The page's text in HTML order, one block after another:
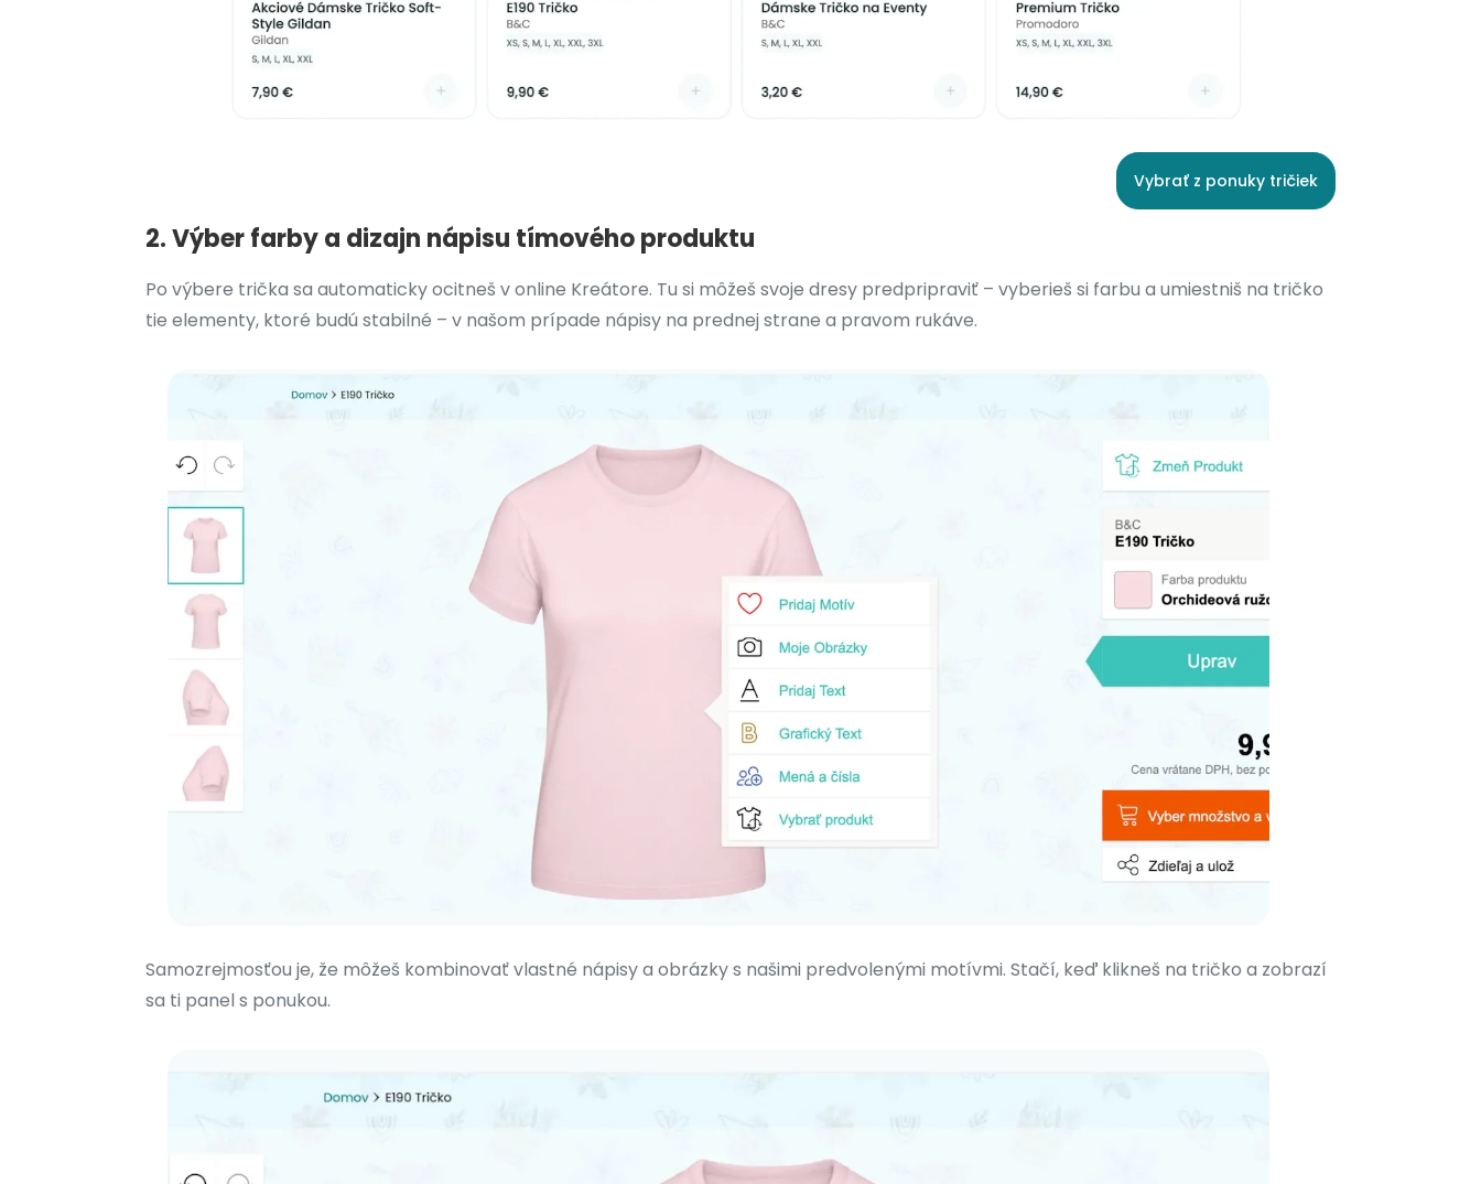
Vybrať z ponuky tričiek
2. Výber farby a dizajn nápisu tímového produktu
Po výbere trička sa automaticky ocitneš v online Kreátore. Tu si môžeš svoje dresy predpripraviť – vyberieš si farbu a umiestniš na tričko
tie elementy, ktoré budú stabilné – v našom prípade nápisy na prednej strane a pravom rukáve.
Samozrejmosťou je, že môžeš kombinovať vlastné nápisy a obrázky s našimi predvolenými motívmi. Stačí, keď klikneš na tričko a zobrazí
sa ti panel s ponukou.